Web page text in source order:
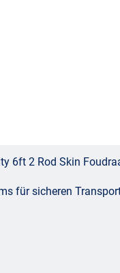
6ft 2 Rod Skin
für sicheren